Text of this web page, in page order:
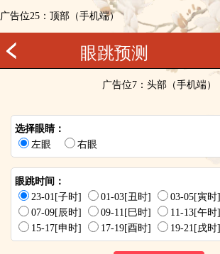
广告位25：顶部（手机端）
眼跳预测
广告位7：头部（手机端）
选择眼睛：
左眼
右眼
眼跳时间：
23-01[子时]
01-03[丑时] 03-05[寅时]
07-09[辰时]
09-11[巳时] 11-13[午时]
15-17[申时]
17-19[酉时] 19-21[戌时]